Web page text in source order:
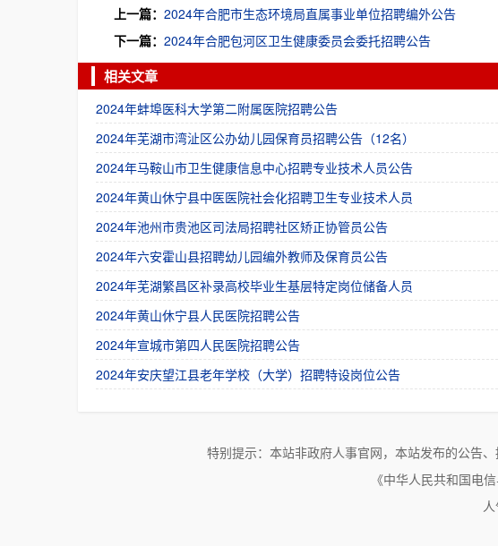
上一篇： 2024年合肥市生态环境局直属事业单位招聘编外公告
下一篇： 2024年合肥包河区卫生健康委员会委托招聘公告
相关文章
2024年蚌埠医科大学第二附属医院招聘公告
2024年芜湖市湾沚区公办幼儿园保育员招聘公告（12名）
2024年马鞍山市卫生健康信息中心招聘专业技术人员公告
2024年黄山休宁县中医医院社会化招聘卫生专业技术人员
2024年池州市贵池区司法局招聘社区矫正协管员公告
2024年六安霍山县招聘幼儿园编外教师及保育员公告
2024年芜湖繁昌区补录高校毕业生基层特定岗位储备人员
2024年黄山休宁县人民医院招聘公告
2024年宣城市第四人民医院招聘公告
2024年安庆望江县老年学校（大学）招聘特设岗位公告
特别提示：本站非政府人事官网，本站发布的公告
《中华人民共和国电